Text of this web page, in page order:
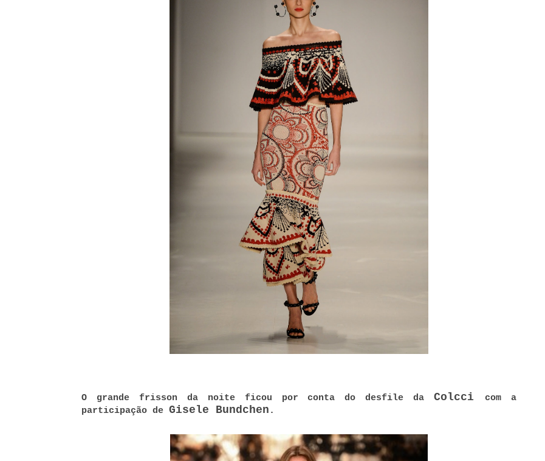
O grande frisson da noite ficou por conta do desfile daColcci
com a
participação de Gisele Bundchen .